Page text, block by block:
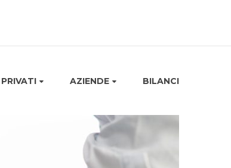
PRIVATI AZIENDE BILANCI